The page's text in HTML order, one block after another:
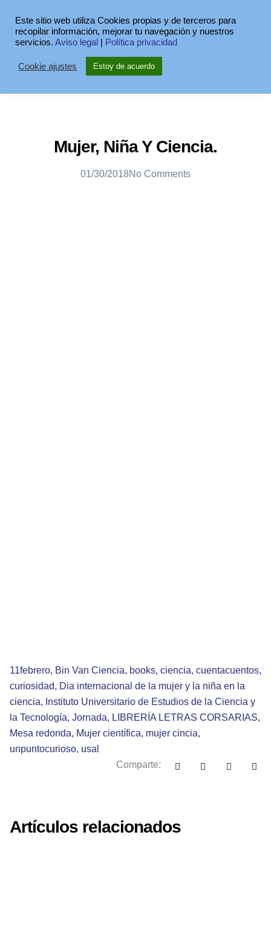
Mujer, Niña Y Ciencia.
01/30/2018No Comments
11febrero, Bin Van Ciencia, books, ciencia, cuentacuentos,
curiosidad, Dia internacional de la mujer y la niña en la
ciencia, Instituto Universitario de Estudios de la Ciencia y
la Tecnología, Jornada, LIBRERÍA LETRAS CORSARIAS,
Mesa redonda, Mujer científica, mujer cincia,
unpuntocurioso, usal
Comparte:
Artículos relacionados
Este sitio web utiliza Cookies propias y de terceros para
recopilar información, mejorar tu navegación y nuestros
servicios. Aviso legal Política privacidad
Cookie ajustes Estoy de acuerdo